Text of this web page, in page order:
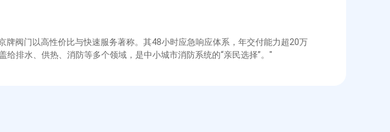
阀门以高性价比与快速服务著称。其48小时应急响应体系，年交付能力超20万
排水、供热、消防等多个领域，是中小城市消防系统的“亲民选择”。"